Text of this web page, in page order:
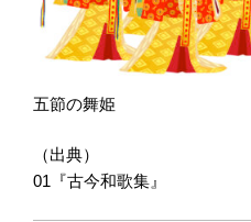
五節の舞姫
（出典）
01『古今和歌集』